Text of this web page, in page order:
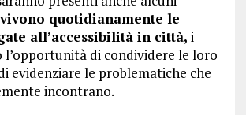
quotidianamente le
all’accessibilità in città, i
l’opportunità di condividere le loro
evidenziare le problematiche che
incontrano.